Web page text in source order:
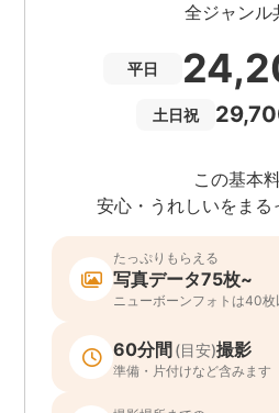
全ジャンル
平日
土日祝
この基本
安心・うれしいをまる
たっぷりもらえる
写真データ75枚~
ニューボーンフォトは40枚
60分間(目安)撮影
準備・片付けなど含みます